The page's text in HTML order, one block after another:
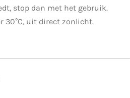
stop dan met het gebruik.
30°C, uit direct zonlicht.